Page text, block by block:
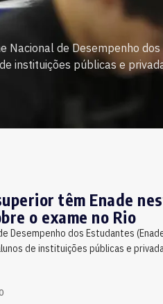
Nacional de Desempenho
instituições públicas e
têm Enade
o exame no Rio
Desempenho dos Estudantes
de instituições públicas e